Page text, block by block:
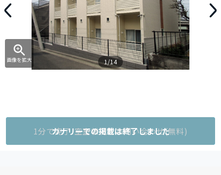
画像を拡大 1/14
1分で完了!空室状況をお問い合わせ(無料)
カナリーでの掲載は終了しました